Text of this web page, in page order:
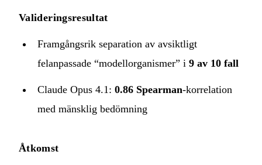
Valideringsresultat
Framgångsrik separation av avsiktligt
felanpassade “modellorganismer” i 9 av 10 fall
Claude Opus 4.1: 0.86 Spearman-korrelation
med mänsklig bedömning
Åtkomst